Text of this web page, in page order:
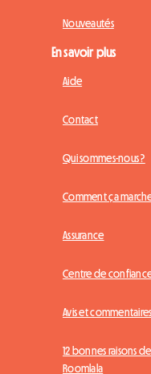
Nouveautés
En savoir plus
Aide
Contact
Qui sommes-nous ?
Comment ça
Assurance
Centre de
Avis et commentaires
12 bonnes raisons
Roomlala